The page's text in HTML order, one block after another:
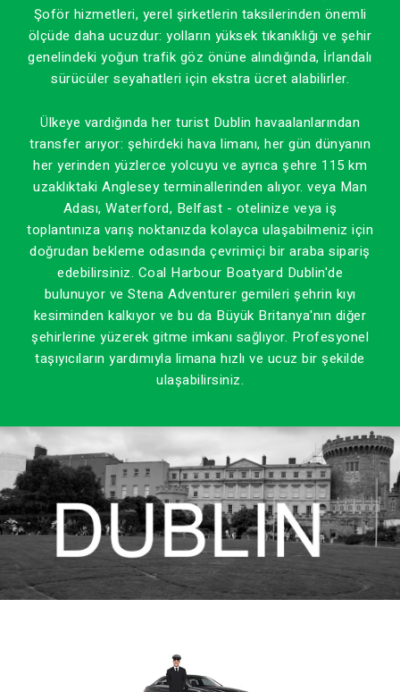
Şoför hizmetleri, yerel şirketlerin taksilerinden önemli
ölçüde daha ucuzdur: yolların yüksek tıkanıklığı ve şehir
genelindeki yoğun trafik göz önüne alındığında, İrlandalı
sürücüler seyahatleri için ekstra ücret alabilirler.
Ülkeye vardığında her turist Dublin havaalanlarından
transfer arıyor: şehirdeki hava limanı, her gün dünyanın
her yerinden yüzlerce yolcuyu ve ayrıca şehre 115 km
uzaklıktaki Anglesey terminallerinden alıyor. veya Man
Adası, Waterford, Belfast - otelinize veya iş
toplantınıza varış noktanızda kolayca ulaşabilmeniz için
doğrudan bekleme odasında çevrimiçi bir araba sipariş
edebilirsiniz. Coal Harbour Boatyard Dublin'de
bulunuyor ve Stena Adventurer gemileri şehrin kıyı
kesiminden kalkıyor ve bu da Büyük Britanya'nın diğer
şehirlerine yüzerek gitme imkanı sağlıyor. Profesyonel
taşıyıcıların yardımıyla limana hızlı ve ucuz bir şekilde
ulaşabilirsiniz.